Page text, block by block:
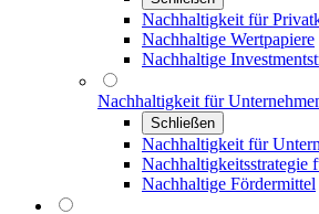
Nachhaltigkeit für
Nachhaltige Wertpapiere
Nachhaltige
Nachhaltigkeit für
Schließen
Nachhaltigkeit für
Nachhaltigkeitsstrategie
Nachhaltige Fördermittel